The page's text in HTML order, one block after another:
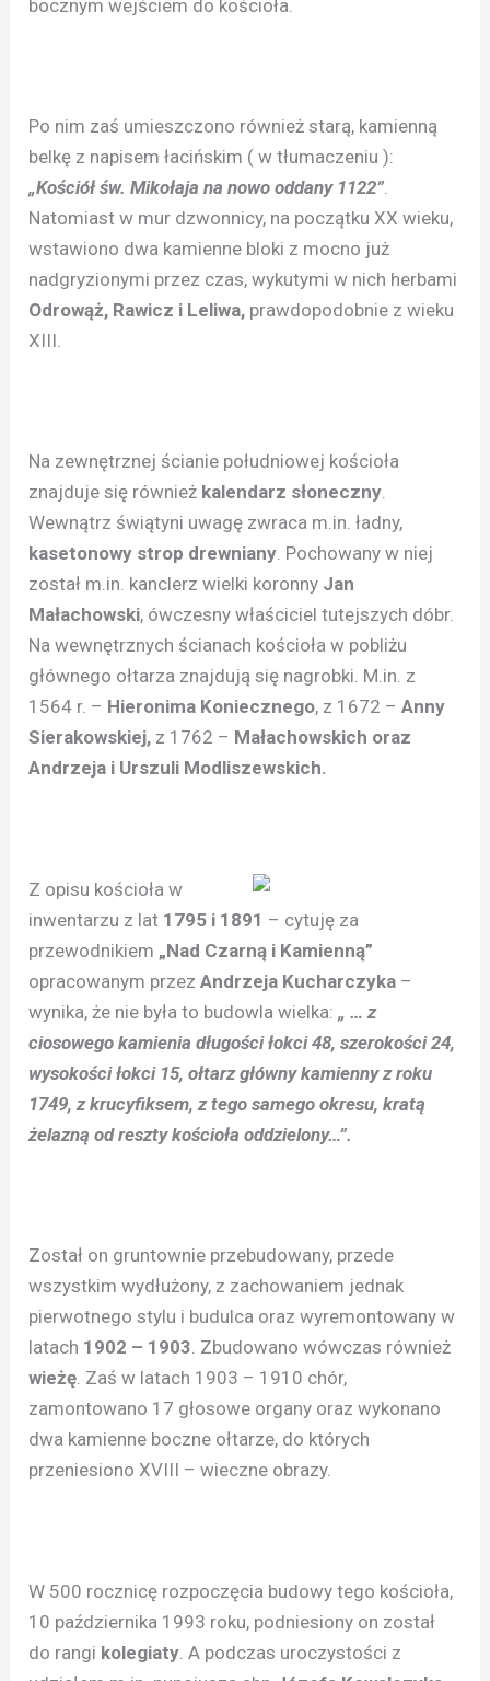
bocznym wejściem do kościoła.
Po nim zaś umieszczono również starą, kamienną
belkę z napisem łacińskim ( w tłumaczeniu ):
„Kościół św. Mikołaja na nowo oddany 1122”.
Natomiast w mur dzwonnicy, na początku XX wieku,
wstawiono dwa kamienne bloki z mocno już
nadgryzionymi przez czas, wykutymi w nich herbami
Odrowąż, Rawicz i Leliwa, prawdopodobnie z wieku
XIII.
Na zewnętrznej ścianie południowej kościoła
znajduje się również kalendarz słoneczny.
Wewnątrz świątyni uwagę zwraca m.in. ładny,
kasetonowy strop drewniany. Pochowany w niej
został m.in. kanclerz wielki koronny Jan
Małachowski, ówczesny właściciel tutejszych dóbr.
Na wewnętrznych ścianach kościoła w pobliżu
głównego ołtarza znajdują się nagrobki. M.in. z
1564 r. – Hieronima Koniecznego, z 1672 –Anny
Sierakowskiej, z 1762 – Małachowskich oraz
Andrzeja i Urszuli Modliszewskich.
Z opisu kościoła w
inwentarzu z lat 1795 i 1891 – cytuję za
przewodnikiem „Nad Czarną i Kamienną”
opracowanym przezAndrzeja Kucharczyka –
wynika, że nie była to budowla wielka:„ … z
ciosowego kamienia długości łokci 48, szerokości 24,
wysokości łokci 15, ołtarz główny kamienny z roku
1749, z krucyfiksem, z tego samego okresu, kratą
żelazną od reszty kościoła oddzielony…”.
Został on gruntownie przebudowany, przede
wszystkim wydłużony, z zachowaniem jednak
pierwotnego stylu i budulca oraz wyremontowany w
latach 1902 – 1903. Zbudowano wówczas również
wieżę. Zaś w latach 1903 – 1910 chór,
zamontowano 17 głosowe organy oraz wykonano
dwa kamienne boczne ołtarze, do których
przeniesiono XVIII – wieczne obrazy.
W 500 rocznicę rozpoczęcia budowy tego kościoła,
10 października 1993 roku, podniesiony on został
do rangi kolegiaty . A podczas uroczystości z